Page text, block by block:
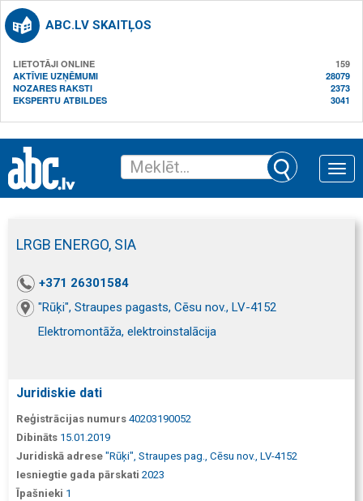
ABC.LV SKAITĻOS
LIETOTĀJI ONLINE
159
AKTĪVIE UZŅĒMUMI
28079
NOZARES RAKSTI
2373
EKSPERTU ATBILDES
3041
Toggle
LRGB ENERGO, SIA
+371 26301584
"Rūķi", Straupes pagasts, Cēsu nov., LV-4152
Elektromontāža, elektroinstalācija
Juridiskie dati
Reģistrācijas numurs 40203190052
Dibināts 15.01.2019
Juridiskā adrese "Rūķi", Straupes pag., Cēsu nov., LV-4152
Iesniegtie gada pārskati 2023
Īpašnieki 1